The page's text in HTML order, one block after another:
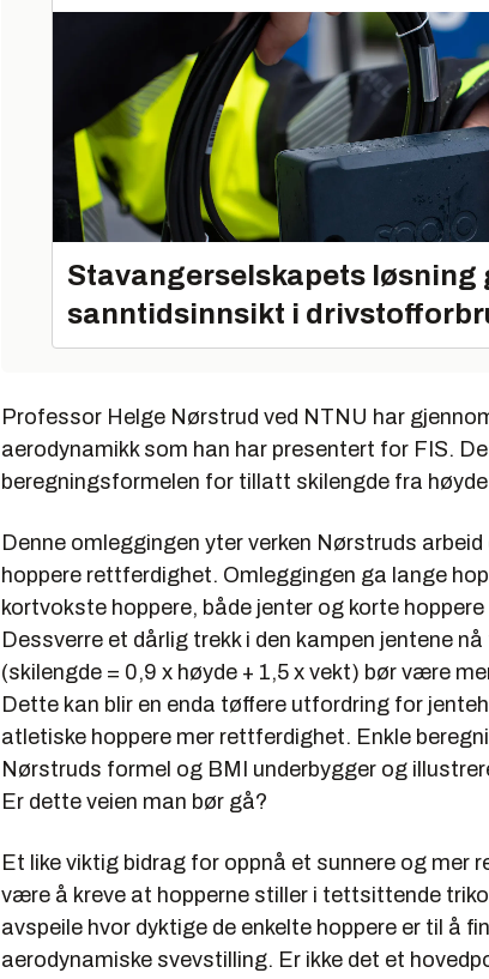
Stavangerselskapets løsning
sanntidsinnsikt i
Professor Helge Nørstrud ved NTNU har
aerodynamikk som han har presentert for FIS.
beregningsformelen for tillatt skilengde fra
Denne omleggingen yter verken Nørstruds
hoppere rettferdighet. Omleggingen ga lange
kortvokste hoppere, både jenter og korte
Dessverre et dårlig trekk i den kampen jentene
(skilengde = 0,9 x høyde + 1,5 x vekt) bør være
Dette kan blir en enda tøffere utfordring for
atletiske hoppere mer rettferdighet. Enkle
Nørstruds formel og BMI underbygger og
Er dette veien man bør gå?
Et like viktig bidrag for oppnå et sunnere og mer
være å kreve at hopperne stiller i tettsittende
avspeile hvor dyktige de enkelte hoppere er til å
aerodynamiske svevstilling. Er ikke det et